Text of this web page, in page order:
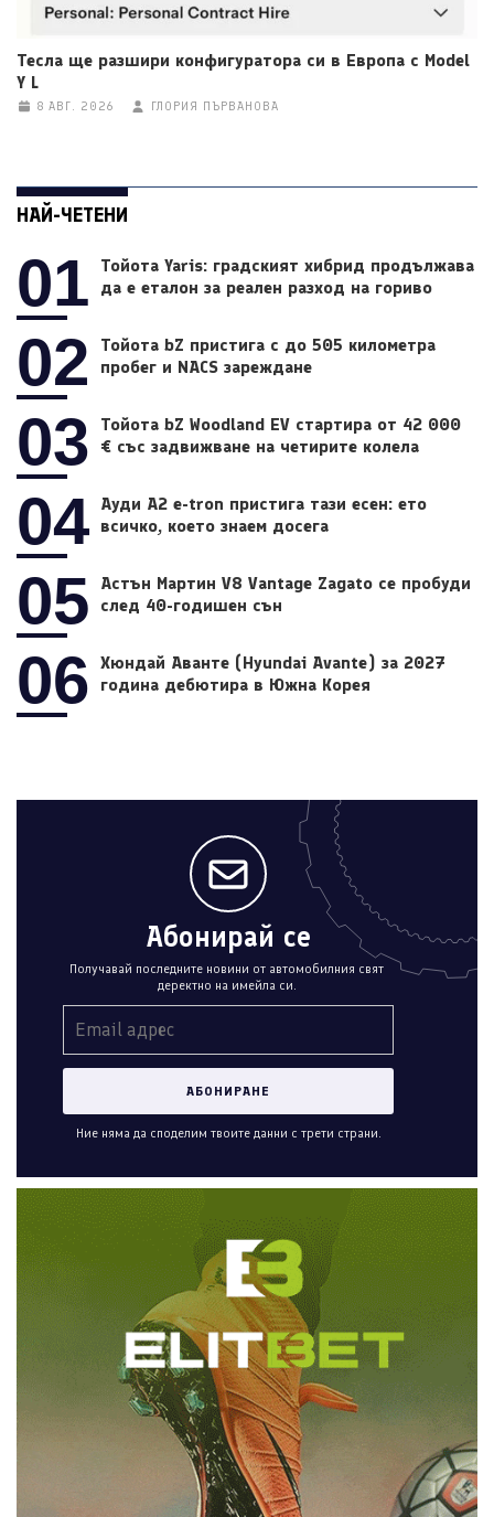
Тесла ще разшири конфигуратора си в Европа с Model
Y L
8 АВГ. 2026 ГЛОРИЯ ПЪРВАНОВА
НАЙ-ЧЕТЕНИ
01
Тойота Yaris: градският хибрид продължава
да е еталон за реален разход на гориво
02
Тойота bZ пристига с до 505 километра
пробег и NACS зареждане
03
Тойота bZ Woodland EV стартира от 42 000
€ със задвижване на четирите колела
04 Ауди A2 e-tron пристига тази есен: ето
всичко, което знаем досега
05
Астън Мартин V8 Vantage Zagato се пробуди
след 40-годишен сън
06
Хюндай Аванте (Hyundai Avante) за 2027
година дебютира в Южна Корея
Абонирай се
Получавай последните новини от автомобилния свят
деректно на имейла си.
Ние няма да споделим твоите данни с трети страни.